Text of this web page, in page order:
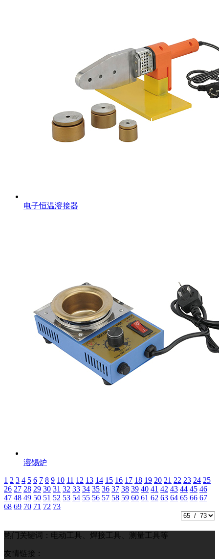
电子恒温溶接器
溶锡炉
1 2 3 4 5 6 7 8 9 10 11 12 13 14 15 16 17 18 19 20 21 22 23 24 25
26 27 28 29 30 31 32 33 34 35 36 37 38 39 40 41 42 43 44 45 46
47 48 49 50 51 52 53 54 55 56 57 58 59 60 61 62 63 64 65 66 67
68 69 70 71 72 73
热门关键词：电动工具、焊接工具、测量工具等
友情链接：